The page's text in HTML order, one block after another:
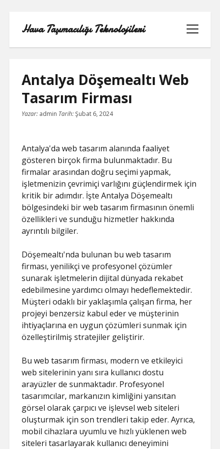
Hava Taşımacılığı Teknolojileri
menüyü
aç
LINKEDIN BEĞENI ATMA HILESI
BEDAVA
SAYFA LISTESI
TWITTER GIZLI PORNOLAR
ÜCRETSIZ ŞIFRESIZ YOUTUBE BEĞENI
HILESI
Antalya Döşemealtı Web
Tasarım Firması
Yazar: admin Tarih:Şubat 6, 2024
Antalya'da web tasarım alanında faaliyet
gösteren birçok firma bulunmaktadır. Bu
firmalar arasından doğru seçimi yapmak,
işletmenizin çevrimiçi varlığını güçlendirmek için
kritik bir adımdır. İşte Antalya Döşemealtı
bölgesindeki bir web tasarım firmasının önemli
özellikleri ve sunduğu hizmetler hakkında
ayrıntılı bilgiler.
Döşemealtı'nda bulunan bu web tasarım
firması, yenilikçi ve profesyonel çözümler
sunarak işletmelerin dijital dünyada rekabet
edebilmesine yardımcı olmayı hedeflemektedir.
Müşteri odaklı bir yaklaşımla çalışan firma, her
projeyi benzersiz kabul eder ve müşterinin
ihtiyaçlarına en uygun çözümleri sunmak için
özelleştirilmiş stratejiler geliştirir.
Bu web tasarım firması, modern ve etkileyici
web sitelerinin yanı sıra kullanıcı dostu
arayüzler de sunmaktadır. Profesyonel
tasarımcılar, markanızın kimliğini yansıtan
görsel olarak çarpıcı ve işlevsel web siteleri
oluşturmak için son trendleri takip eder. Ayrıca,
mobil cihazlara uyumlu ve hızlı yüklenen web
siteleri tasarlayarak kullanıcı deneyimini